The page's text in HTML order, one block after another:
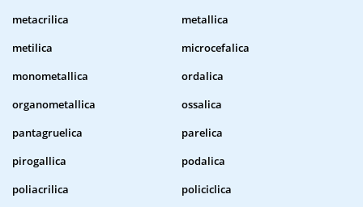
metacrilica
metallica
metilica
microcefalica
monometallica
ordalica
organometallica
ossalica
pantagruelica
parelica
pirogallica
podalica
poliacrilica
policiclica